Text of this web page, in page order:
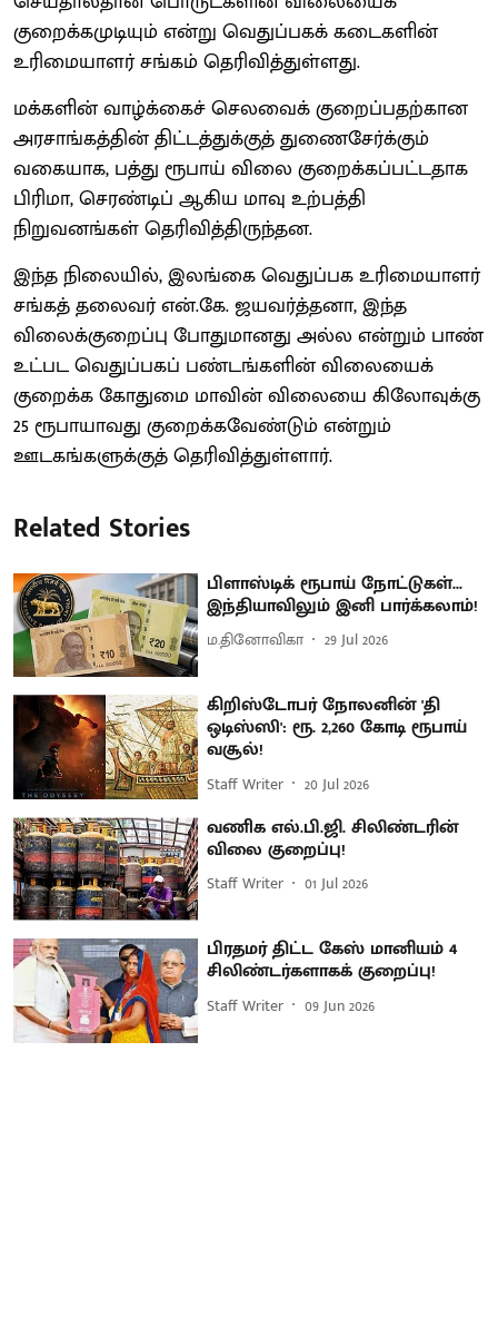
குறைக்கமுடியும் என்று வெதுப்பகக் கடைகளின்
உரிமையாளர் சங்கம் தெரிவித்துள்ளது.
மக்களின் வாழ்க்கைச் செலவைக் குறைப்பதற்கான
அரசாங்கத்தின் திட்டத்துக்குத் துணைசேர்க்கும்
வகையாக, பத்து ரூபாய் விலை குறைக்கப்பட்டதாக
பிரிமா, செரண்டிப் ஆகிய மாவு உற்பத்தி
நிறுவனங்கள் தெரிவித்திருந்தன.
இந்த நிலையில், இலங்கை வெதுப்பக உரிமையாளர்
சங்கத் தலைவர் என்.கே. ஜயவர்த்தனா, இந்த
விலைக்குறைப்பு போதுமானது அல்ல என்றும் பாண்
உட்பட வெதுப்பகப் பண்டங்களின் விலையைக்
குறைக்க கோதுமை மாவின் விலையை கிலோவுக்கு
25 ரூபாயாவது குறைக்கவேண்டும் என்றும்
ஊடகங்களுக்குத் தெரிவித்துள்ளார்.
Related Stories
பிளாஸ்டிக் ரூபாய் நோட்டுகள்...
இந்தியாவிலும் இனி பார்க்கலாம்!
ம.தினோவிகா 29 Jul 2026
கிறிஸ்டோபர் நோலனின் 'தி
ஒடிஸ்ஸி': ரூ. 2,260 கோடி ரூபாய்
வசூல்!
Staff Writer 20 Jul 2026
வணிக எல்.பி.ஜி. சிலிண்டரின்
விலை குறைப்பு!
Staff Writer 01 Jul 2026
பிரதமர் திட்ட கேஸ் மானியம் 4
சிலிண்டர்களாகக் குறைப்பு!
Staff Writer 09 Jun 2026